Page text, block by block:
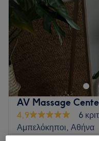
AV Massage
4,9
6
Αμπελόκηποι, Αθήνα